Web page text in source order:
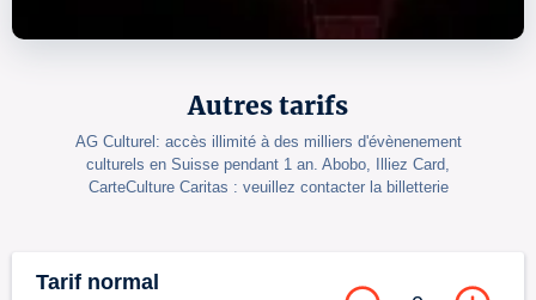
Autres tarifs
AG Culturel: accès illimité à des milliers d'évènenement
culturels en Suisse pendant 1 an. Abobo, Illiez Card,
CarteCulture Caritas : veuillez contacter la billetterie
Tarif normal